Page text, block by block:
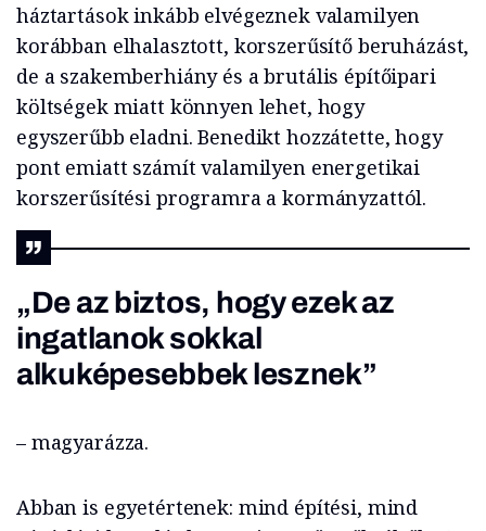
háztartások inkább elvégeznek valamilyen
korábban elhalasztott, korszerűsítő beruházást,
de a szakemberhiány és a brutális építőipari
költségek miatt könnyen lehet, hogy
egyszerűbb eladni. Benedikt hozzátette, hogy
pont emiatt számít valamilyen energetikai
korszerűsítési programra a kormányzattól.
„De az biztos, hogy ezek az
ingatlanok sokkal
alkuképesebbek lesznek”
– magyarázza.
Abban is egyetértenek: mind építési, mind